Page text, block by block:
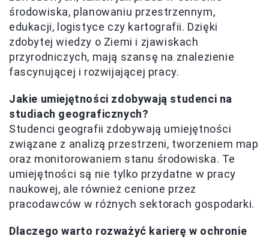
środowiska, planowaniu przestrzennym,
edukacji, logistyce czy kartografii. Dzięki
zdobytej wiedzy o Ziemi i zjawiskach
przyrodniczych, mają szansę na znalezienie
fascynującej i rozwijającej pracy.
Jakie umiejętności zdobywają studenci na
studiach geograficznych?
Studenci geografii zdobywają umiejętności
związane z analizą przestrzeni, tworzeniem map
oraz monitorowaniem stanu środowiska. Te
umiejętności są nie tylko przydatne w pracy
naukowej, ale również cenione przez
pracodawców w różnych sektorach gospodarki.
Dlaczego warto rozważyć karierę w ochronie